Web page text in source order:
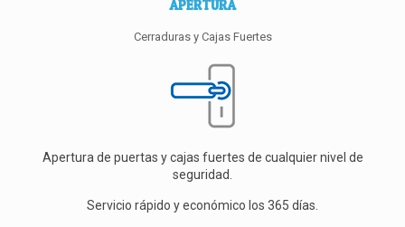
APERTURA
Cerraduras y Cajas Fuertes
Apertura de puertas y cajas fuertes de cualquier nivel de
seguridad.
Servicio rápido y económico los 365 días.